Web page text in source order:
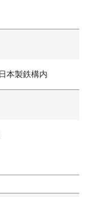
本製鉄構内